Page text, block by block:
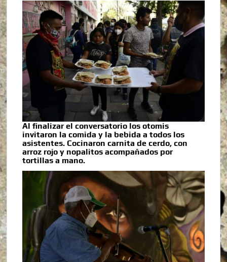
Al finalizar el conversatorio los otomis
invitaron la comida y la bebida a todos los
asistentes. Cocinaron carnita de cerdo, con
arroz rojo y nopalitos acompañados por
tortillas a mano.